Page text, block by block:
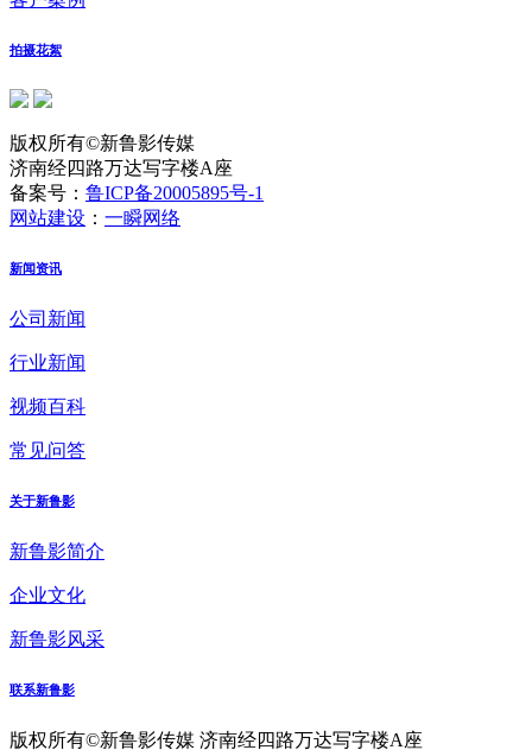
拍摄花絮
版权所有©新鲁影传媒
济南经四路万达写字楼A座
备案号： 鲁ICP备20005895号-1
网站建设 ： 一瞬网络
新闻资讯
公司新闻
行业新闻
视频百科
常见问答
关于新鲁影
新鲁影简介
企业文化
新鲁影风采
联系新鲁影
版权所有©新鲁影传媒 济南经四路万达写字楼A座